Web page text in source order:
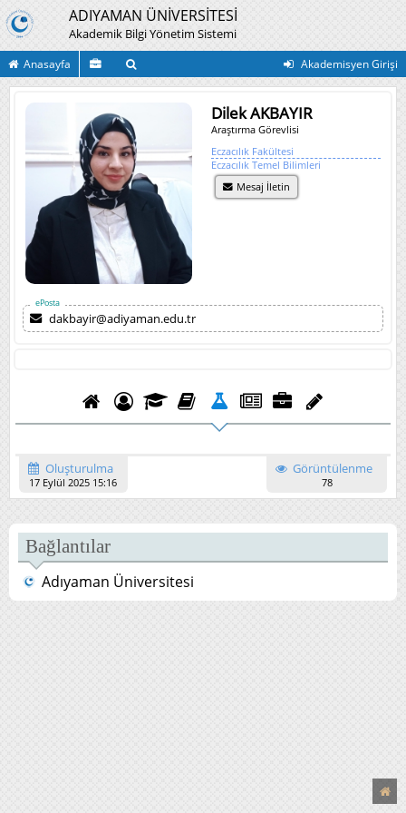
ADIYAMAN ÜNİVERSİTESİ
Akademik Bilgi Yönetim Sistemi
Anasayfa Akademisyen Girişi
Dilek AKBAYIR
Araştırma Görevlisi
Eczacılık Fakültesi
Eczacılık Temel Bilimleri
Mesaj İletin
ePosta
dakbayir@adiyaman.edu.tr
Oluşturulma
17 Eylül 2025 15:16
Görüntülenme
78
Bağlantılar
Adıyaman Üniversitesi